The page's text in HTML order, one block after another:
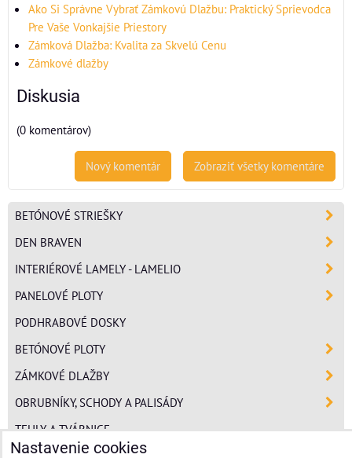
Ako Si Správne Vybrať Zámkovú Dlažbu: Praktický Sprievodca
Pre Vaše Vonkajšie Priestory
Zámková Dlažba: Kvalita za Skvelú Cenu
Zámkové dlažby
Diskusia
(0 komentárov)
Zobraziť všetky komentáre
Nový komentár
BETÓNOVÉ STRIEŠKY
DEN BRAVEN
INTERIÉROVÉ LAMELY - LAMELIO
PANELOVÉ PLOTY
PODHRABOVÉ DOSKY
BETÓNOVÉ PLOTY
ZÁMKOVÉ DLAŽBY
OBRUBNÍKY, SCHODY A PALISÁDY
TEHLY A TVÁRNICE
Nastavenie cookies